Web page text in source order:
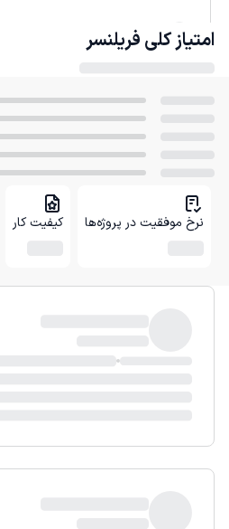
امتیاز کلی فریلنسر
نرخ موفقیت در پروژه‌ها کیفیت کار